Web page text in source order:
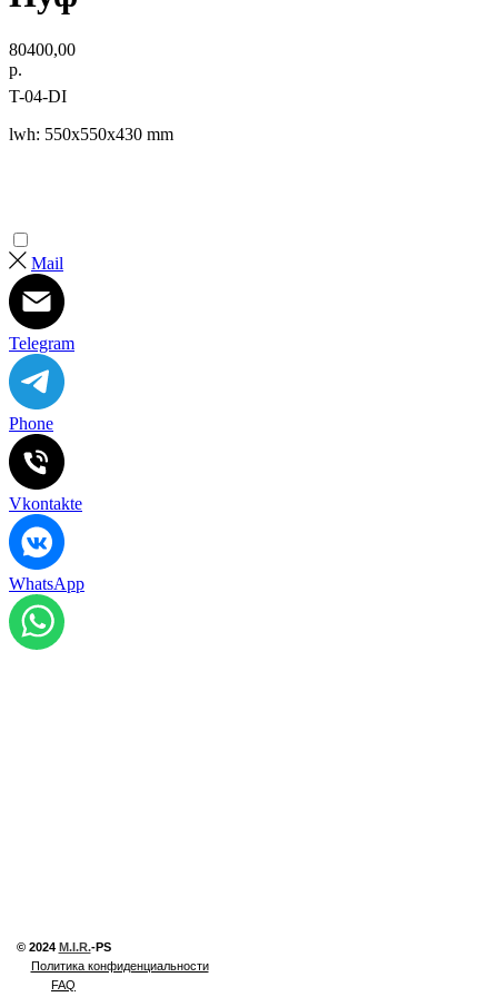
80400,00
р.
T-04-DI
lwh: 550x550x430 mm
Mail
Telegram
Phone
Vkontakte
WhatsApp
© 2024 M.I.R.-PS
Политика конфиденциальности
FAQ